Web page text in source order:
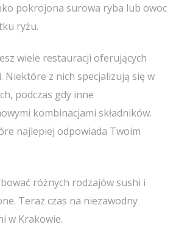
pokrojona surowa ryba lub owoc
ryżu.
wiele restauracji oferujących
Niektóre z nich specjalizują się w
podczas gdy inne
kombinacjami składników.
najlepiej odpowiada Twoim
różnych rodzajów sushi i
Teraz czas na niezawodny
w Krakowie.